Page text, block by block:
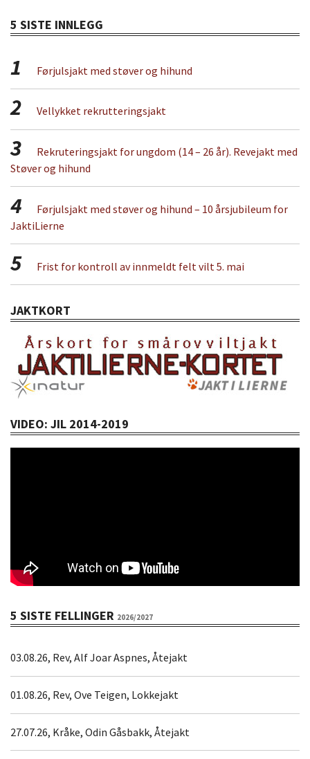
5 SISTE INNLEGG
1 Førjulsjakt med støver og hihund
2 Vellykket rekrutteringsjakt
3
Rekruteringsjakt for ungdom (14 – 26 år). Revejakt med
Støver og hihund
4
Førjulsjakt med støver og hihund – 10 årsjubileum for
JaktiLierne
5 Frist for kontroll av innmeldt felt vilt 5. mai
JAKTKORT
VIDEO: JIL 2014-2019
5 SISTE FELLINGER 2026/2027
03.08.26, Rev, Alf Joar Aspnes, Åtejakt
01.08.26, Rev, Ove Teigen, Lokkejakt
27.07.26, Kråke, Odin Gåsbakk, Åtejakt